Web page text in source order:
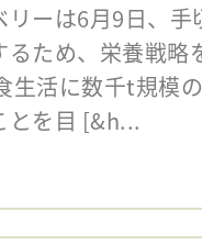
ーは6月9日、手
ため、栄養戦略
生活に数千t規模
とを目 [&h...